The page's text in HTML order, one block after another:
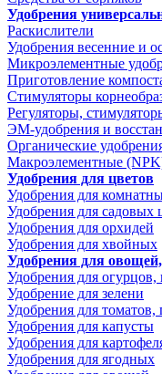
Удобрения
Раскислители
Удобрения весенние и
Микроэлементные
Приготовление
Стимуляторы
Регуляторы,
ЭМ-удобрения и
Органические
Макроэлементные
Удобрения для цветов
Удобрения для
Удобрения для садовых
Удобрения для орхидей
Удобрения для хвойных
Удобрения для
Удобрения для огурцов,
Удобрение для зелени
Удобрения для томатов,
Удобрения для капусты
Удобрения для
Удобрения для ягодных